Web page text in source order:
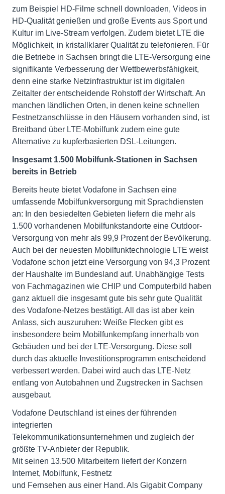
zum Beispiel HD-Filme schnell downloaden, Videos in
HD-Qualität genießen und große Events aus Sport und
Kultur im Live-Stream verfolgen. Zudem bietet LTE die
Möglichkeit, in kristallklarer Qualität zu telefonieren. Für
die Betriebe in Sachsen bringt die LTE-Versorgung eine
signifikante Verbesserung der Wettbewerbsfähigkeit,
denn eine starke Netzinfrastruktur ist im digitalen
Zeitalter der entscheidende Rohstoff der Wirtschaft. An
manchen ländlichen Orten, in denen keine schnellen
Festnetzanschlüsse in den Häusern vorhanden sind, ist
Breitband über LTE-Mobilfunk zudem eine gute
Alternative zu kupferbasierten DSL-Leitungen.
Insgesamt 1.500 Mobilfunk-Stationen in Sachsen
bereits in Betrieb
Bereits heute bietet Vodafone in Sachsen eine
umfassende Mobilfunkversorgung mit Sprachdiensten
an: In den besiedelten Gebieten liefern die mehr als
1.500 vorhandenen Mobilfunkstandorte eine Outdoor-
Versorgung von mehr als 99,9 Prozent der Bevölkerung.
Auch bei der neuesten Mobilfunktechnologie LTE weist
Vodafone schon jetzt eine Versorgung von 94,3 Prozent
der Haushalte im Bundesland auf. Unabhängige Tests
von Fachmagazinen wie CHIP und Computerbild haben
ganz aktuell die insgesamt gute bis sehr gute Qualität
des Vodafone-Netzes bestätigt. All das ist aber kein
Anlass, sich auszuruhen: Weiße Flecken gibt es
insbesondere beim Mobilfunkempfang innerhalb von
Gebäuden und bei der LTE-Versorgung. Diese soll
durch das aktuelle Investitionsprogramm entscheidend
verbessert werden. Dabei wird auch das LTE-Netz
entlang von Autobahnen und Zugstrecken in Sachsen
ausgebaut.
Vodafone Deutschland ist eines der führenden
integrierten
Telekommunikationsunternehmen und zugleich der
größte TV-Anbieter der Republik.
Mit seinen 13.500 Mitarbeitern liefert der Konzern
Internet, Mobilfunk, Festnetz
und Fernsehen aus einer Hand. Als Gigabit Company